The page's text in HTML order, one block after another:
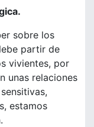
sobre los
partir de
vivientes, por
unas relaciones
estamos